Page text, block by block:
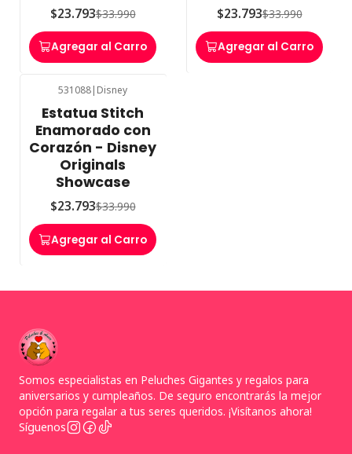
$23.793$33.990
Agregar al Carro
$23.793$33.990
Agregar al Carro
531088| Disney
Estatua Stitch
Enamorado con
Corazón - Disney
Originals
Showcase
$23.793$33.990
Agregar al Carro
Somos especialistas en Peluches Gigantes y regalos para
aniversarios y cumpleaños. De seguro encontrarás la mejor
opción para regalar a tus seres queridos. ¡Visítanos ahora!
Síguenos